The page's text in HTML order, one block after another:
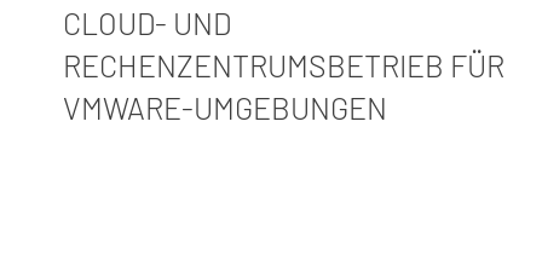
CLOUD- UND
RECHENZENTRUMSBETRIEB FÜR
VMWARE-UMGEBUNGEN